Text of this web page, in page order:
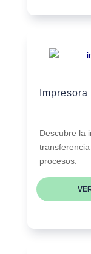
Descubre la
procesos.